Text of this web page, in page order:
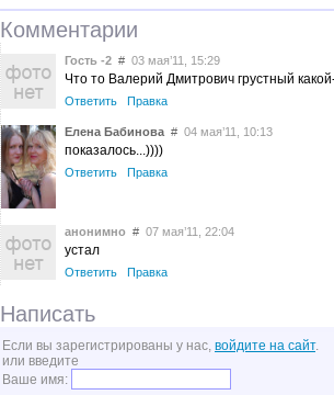
Комментарии
Гость -2 # 03 мая’11, 15:29
Что то Валерий Дмитрович грустный
Ответить Правка
Елена Бабинова # 04 мая’11, 10:13
показалось...))))
Ответить Правка
анонимно # 07 мая’11, 22:04
устал
Ответить Правка
Написать
Если вы зарегистрированы у нас, войдите на сайт.
или введите
Ваше имя: